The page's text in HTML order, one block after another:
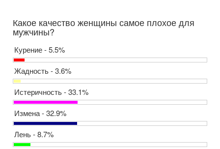
Какое качество женщины самое плохое для
мужчины?
Курение - 5.5%
Жадность - 3.6%
Истеричность - 33.1%
Измена - 32.9%
Лень - 8.7%